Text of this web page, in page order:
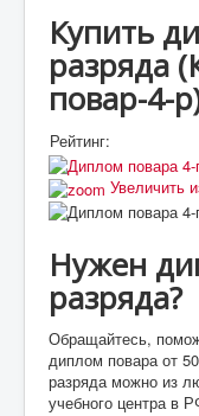
Купить
разряда
повар-4-р
Рейтинг:
Увеличить
Нужен
разряда?
Обращайтесь,
диплом повара от
разряда можно из
учебного центра в